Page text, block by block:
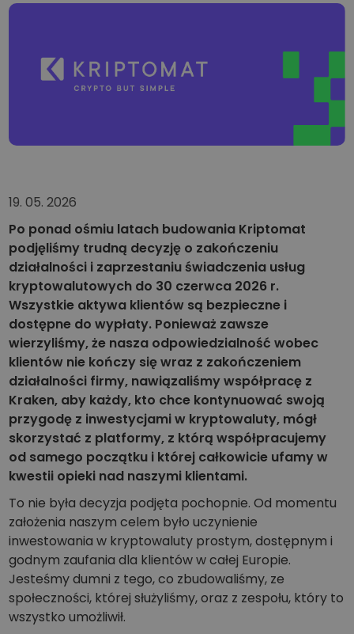
...dziś byłoby to warte
Portfel Kriptomat
Bezpieczny i prosty krypto portfel
Skarbiec
Zakup Cykliczny
Regularnie zaplanowane inwestycje (DCA)
Alerty cenowe
Aktualizacje cen ulubionych tokenów w czasie rzeczywistym
Przeglądaj aktywa
Odkryj możliwości inwestycyjne
Analiza portfolio
Inteligentna obserwacja zapewniająca optymalne wyniki
19. 05. 2026
Po ponad ośmiu latach budowania Kriptomat
podjęliśmy trudną decyzję o zakończeniu
działalności i zaprzestaniu świadczenia usług
kryptowalutowych do 30 czerwca 2026 r.
Wszystkie aktywa klientów są bezpieczne i
dostępne do wypłaty. Ponieważ zawsze
wierzyliśmy, że nasza odpowiedzialność wobec
klientów nie kończy się wraz z zakończeniem
działalności firmy, nawiązaliśmy współpracę z
Kraken, aby każdy, kto chce kontynuować swoją
przygodę z inwestycjami w kryptowaluty, mógł
skorzystać z platformy, z którą współpracujemy
od samego początku i której całkowicie ufamy w
kwestii opieki nad naszymi klientami.
To nie była decyzja podjęta pochopnie. Od momentu
założenia naszym celem było uczynienie
inwestowania w kryptowaluty prostym, dostępnym i
godnym zaufania dla klientów w całej Europie.
Jesteśmy dumni z tego, co zbudowaliśmy, ze
społeczności, której służyliśmy, oraz z zespołu, który to
wszystko umożliwił.